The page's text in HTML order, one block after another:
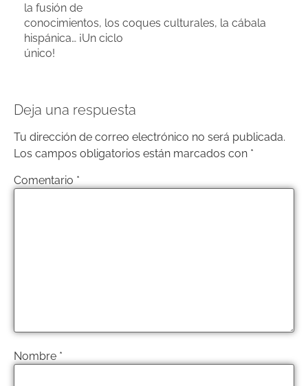
la fusión de
conocimientos, los coques culturales, la cábala
hispánica… ¡Un ciclo
único!
Deja una respuesta
Tu dirección de correo electrónico no será publicada.
Los campos obligatorios están marcados con *
Comentario *
Nombre *